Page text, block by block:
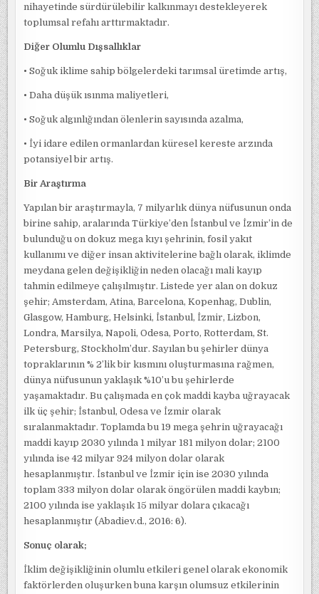
nihayetinde sürdürülebilir kalkınmayı destekleyerek
toplumsal refahı arttırmaktadır.
Diğer Olumlu Dışsallıklar
• Soğuk iklime sahip bölgelerdeki tarımsal üretimde artış,
• Daha düşük ısınma maliyetleri,
• Soğuk algınlığından ölenlerin sayısında azalma,
• İyi idare edilen ormanlardan küresel kereste arzında
potansiyel bir artış.
Bir Araştırma
Yapılan bir araştırmayla, 7 milyarlık dünya nüfusunun onda
birine sahip, aralarında Türkiye’den İstanbul ve İzmir’in de
bulunduğu on dokuz mega kıyı şehrinin, fosil yakıt
kullanımı ve diğer insan aktivitelerine bağlı olarak, iklimde
meydana gelen değişikliğin neden olacağı mali kayıp
tahmin edilmeye çalışılmıştır. Listede yer alan on dokuz
şehir; Amsterdam, Atina, Barcelona, Kopenhag, Dublin,
Glasgow, Hamburg, Helsinki, İstanbul, İzmir, Lizbon,
Londra, Marsilya, Napoli, Odesa, Porto, Rotterdam, St.
Petersburg, Stockholm’dur. Sayılan bu şehirler dünya
topraklarının % 2’lik bir kısmını oluşturmasına rağmen,
dünya nüfusunun yaklaşık %10’u bu şehirlerde
yaşamaktadır. Bu çalışmada en çok maddi kayba uğrayacak
ilk üç şehir; İstanbul, Odesa ve İzmir olarak
sıralanmaktadır. Toplamda bu 19 mega şehrin uğrayacağı
maddi kayıp 2030 yılında 1 milyar 181 milyon dolar; 2100
yılında ise 42 milyar 924 milyon dolar olarak
hesaplanmıştır. İstanbul ve İzmir için ise 2030 yılında
toplam 333 milyon dolar olarak öngörülen maddi kaybın;
2100 yılında ise yaklaşık 15 milyar dolara çıkacağı
hesaplanmıştır (Abadiev.d., 2016: 6).
Sonuç olarak;
İklim değişikliğinin olumlu etkileri genel olarak ekonomik
faktörlerden oluşurken buna karşın olumsuz etkilerinin